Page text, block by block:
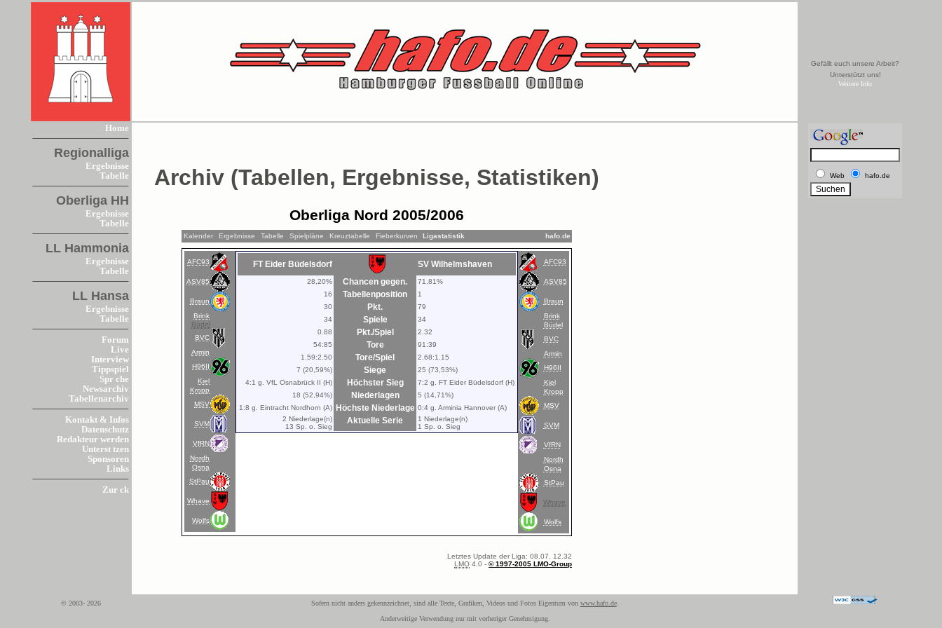
Gefällt euch unsere Arbeit?
Unterstützt uns!
Weitere Info
Home
Regionalliga
Ergebnisse
Tabelle
Oberliga HH
Ergebnisse
Tabelle
LL Hammonia
Ergebnisse
Tabelle
LL Hansa
Ergebnisse
Tabelle
Forum
Live
Interview
Tippspiel
Spr che
Newsarchiv
Tabellenarchiv
Kontakt & Infos
Datenschutz
Redakteur werden
Unterst tzen
Sponsoren
Links
Zur ck
Archiv (Tabellen, Ergebnisse, Statistiken)
Oberliga Nord 2005/2006
Kalender Ergebnisse Tabelle Spielpläne Kreuztabelle Fieberkurven Ligastatistik hafo.de
AFC93
ASV85
Braun
Brink
Büdel
BVC
Armin
H96II
Kiel
Kropp
MSV
SVM
VfRN
Nordh
Osna
StPau
Whave
Wolfs
FT Eider Büdelsdorf SV Wilhelmshaven
28,20% Chancen gegen.
71,81%
16
Tabellenposition
1
30
Pkt.
79
34
Spiele
34
0.88
Pkt./Spiel
2.32
54:85
Tore
91:39
1.59:2.50
Tore/Spiel
2.68:1.15
7 (20,59%)
Siege
25 (73,53%)
4:1 g. VfL Osnabrück II (H)
Höchster Sieg
7:2 g. FT Eider Büdelsdorf (H)
18 (52,94%)
Niederlagen
5 (14,71%)
1:8 g. Eintracht Nordhorn (A) Höchste Niederlage 0:4 g. Arminia Hannover (A)
2 Niederlage(n)
13 Sp. o. Sieg
Aktuelle Serie
1 Niederlage(n)
1 Sp. o. Sieg
AFC93
ASV85
Braun
Brink
Büdel
BVC
Armin
H96II
Kiel
Kropp
MSV
SVM
VfRN
Nordh
Osna
StPau
Whave
Wolfs
Letztes Update der Liga: 08.07. 12.32
LMO 4.0 - © 1997-2005 LMO-Group
Web hafo.de
© 2003- 2026 Sofern nicht anders gekennzeichnet, sind alle Texte, Grafiken, Videos und Fotos Eigentum von www.hafo.de.
Anderweitige Verwendung nur mit vorheriger Genehmigung.